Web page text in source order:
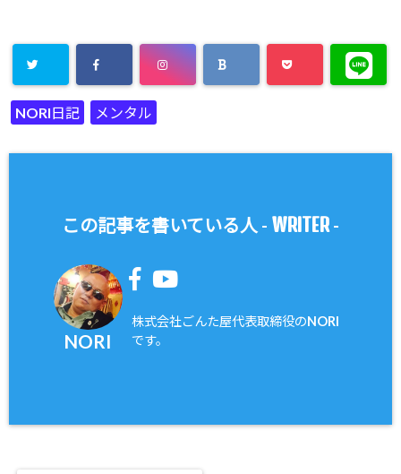
NORI日記 メンタル
この記事を書いている人 - WRITER-
NORI
株式会社ごんた屋代表取締役のNORI
です。